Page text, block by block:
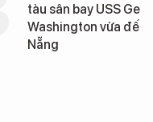
tàu sân bay USS
Washington vừa đến
Nẵng